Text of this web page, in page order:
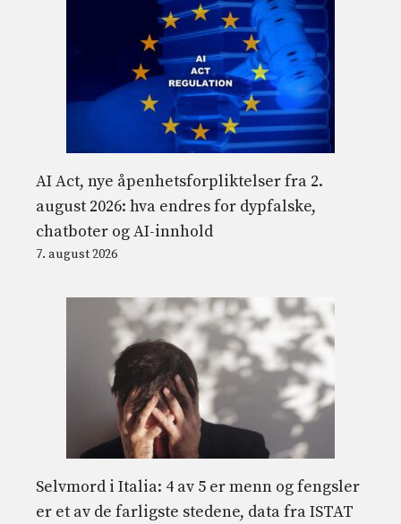
AI Act, nye åpenhetsforpliktelser fra 2.
august 2026: hva endres for dypfalske,
chatboter og AI-innhold
7. august 2026
Selvmord i Italia: 4 av 5 er menn og fengsler
er et av de farligste stedene, data fra ISTAT